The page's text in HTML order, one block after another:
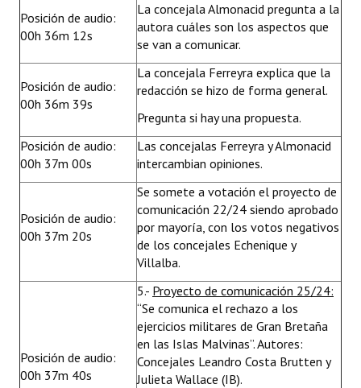
Posición de audio:
00h 36m 12s
La concejala Almonacid pregunta a la
autora cuáles son los aspectos que
se van a comunicar.
Posición de audio:
00h 36m 39s
La concejala Ferreyra explica que la
redacción se hizo de forma general.
Pregunta si hay una propuesta.
Posición de audio:
00h 37m 00s
Las concejalas Ferreyra y Almonacid
intercambian opiniones.
Posición de audio:
00h 37m 20s
Se somete a votación el proyecto de
comunicación 22/24 siendo aprobado
por mayoría, con los votos negativos
de los concejales Echenique y
Villalba.
Posición de audio:
00h 37m 40s
5.- Proyecto de comunicación 25/24:
“Se comunica el rechazo a los
ejercicios militares de Gran Bretaña
en las Islas Malvinas”. Autores:
Concejales Leandro Costa Brutten y
Julieta Wallace (IB).